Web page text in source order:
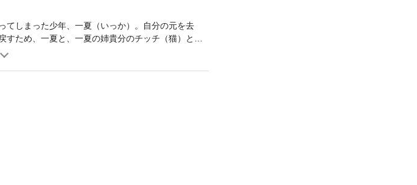
てしまった少年、一夏（いっか）。自分の元を去
ため、一夏と、一夏の姉貴分のチッチ（猫）とジ
愛らしい少年と動物たちが奮闘する、癒しのアニマ